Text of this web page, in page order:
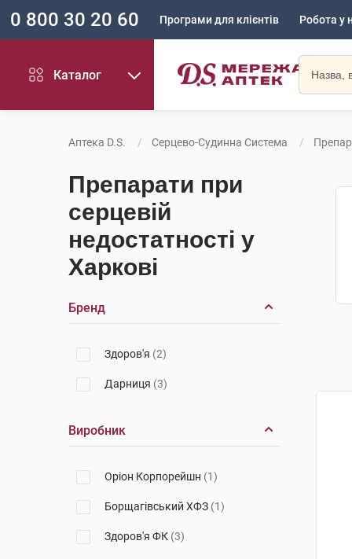
0 800 30 20 60 Програми для клієнтів Робота у
Каталог
Аптека D.S. Серцево-Судинна Система
Препарати при
серцевій
недостатності у
Харкові
Бренд
Здоров'я (2)
Дарниця (3)
Виробник
Оріон Корпорейшн (1)
Борщагівський ХФЗ (1)
Здоров'я ФК (3)